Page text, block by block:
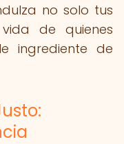
no solo tus
de quienes
ingrediente de